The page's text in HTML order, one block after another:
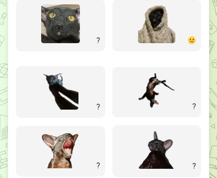
?
? ?
? ?